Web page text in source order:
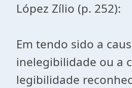
López Zílio (p. 252):
Em tendo sido a
inelegibilidade ou a
legibilidade